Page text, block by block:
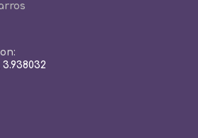
3.938032